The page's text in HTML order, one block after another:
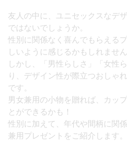
友人の中に、ユニセックスなデ
ではないでしょうか。
性別に関係なく喜んでもらえる
しいように感じるかもしれません
しかし、「男性らしさ」「女性
り、デザイン性が際立つおしゃ
です。
男女兼用の小物を贈れば、カッ
とができるかも！
性別に加えて、年代や間柄に関
兼用プレゼントをご紹介します。